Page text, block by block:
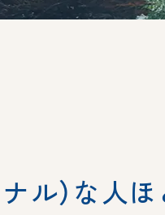
ル）な人ほ